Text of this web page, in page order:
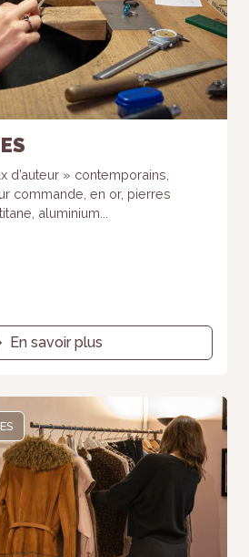
d’auteur » contemporains,
commande, en or, pierres
aluminium...
En savoir plus